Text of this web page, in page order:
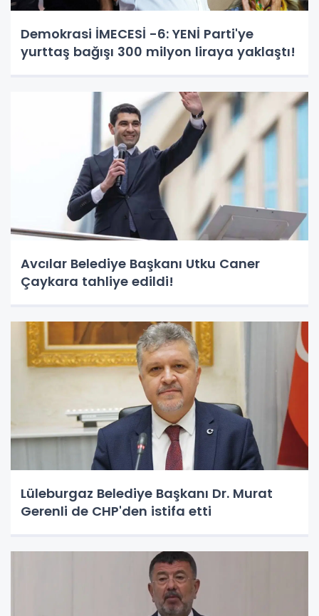
Demokrasi İMECESİ -6: YENİ Parti'ye
yurttaş bağışı 300 milyon liraya yaklaştı!
Avcılar Belediye Başkanı Utku Caner
Çaykara tahliye edildi!
Lüleburgaz Belediye Başkanı Dr. Murat
Gerenli de CHP'den istifa etti